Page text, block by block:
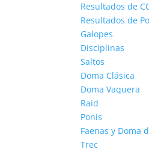
Resultados de
Resultados de
Galopes
Disciplinas
Saltos
Doma Clásica
Doma Vaquera
Raid
Ponis
Faenas y Doma
Trec